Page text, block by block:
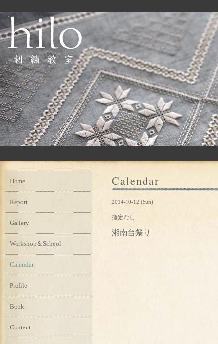
Calendar
2014-10-12 (Sun)
指定なし
湘南台祭り
Home
Report
Gallery
Workshop＆School
Calendar
Profile
Book
Contact